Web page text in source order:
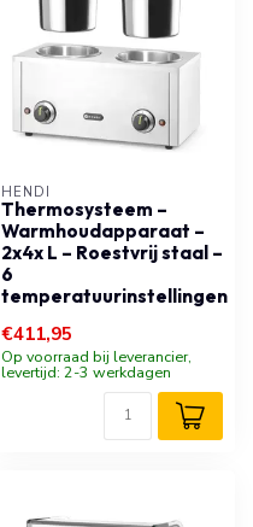
HENDI
Thermosysteem –
Warmhoudapparaat –
2x4x L – Roestvrij staal –
6
temperatuurinstellingen
€411,95
Op voorraad bij leverancier,
levertijd: 2-3 werkdagen